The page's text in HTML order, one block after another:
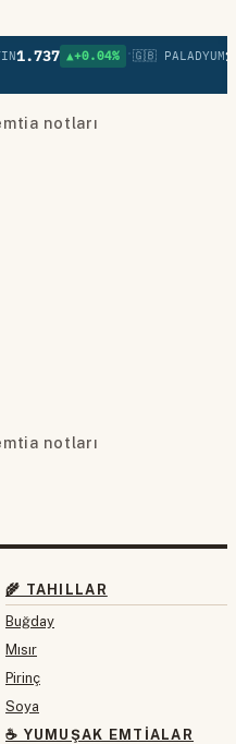
1.737 ▲+0.04% • 🇬🇧 PALADYUM
notları
notları
🌾 TAHILLAR
Buğday
Mısır
Pirinç
Soya
☕ YUMUŞAK EMTIALAR